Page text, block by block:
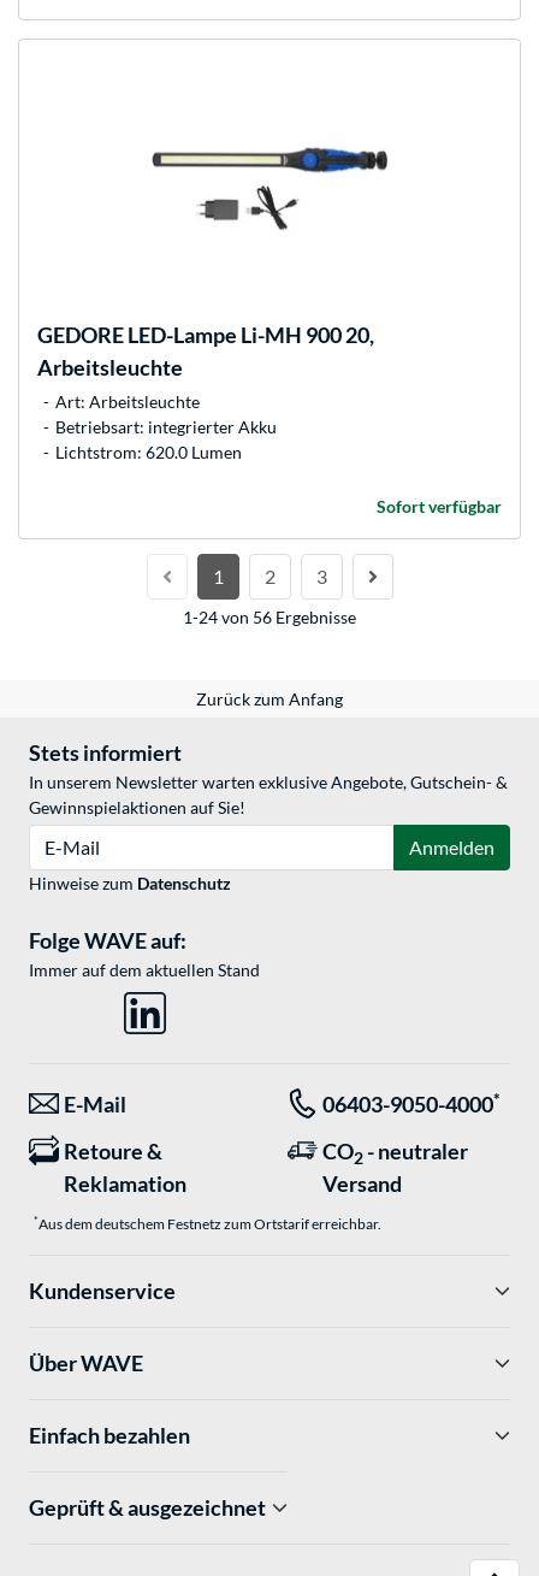
GEDORELED-Lampe Li-MH 900 20,
Arbeitsleuchte
Art: Arbeitsleuchte
Betriebsart: integrierter Akku
Lichtstrom: 620.0 Lumen
Sofort verfügbar
1 2 3
1-24 von 56 Ergebnisse
Zurück zum Anfang
Stets informiert
In unserem Newsletter warten exklusive Angebote, Gutschein- &
Gewinnspielaktionen auf Sie!
Anmelden
Hinweise zum Datenschutz
Folge WAVE auf:
Immer auf dem aktuellen Stand
E-Mail 06403-9050-4000*
Retoure &
Reklamation
CO2 - neutraler
Versand
*Aus dem deutschem Festnetz zum Ortstarif erreichbar.
Kundenservice
Über WAVE
Einfach bezahlen
Geprüft & ausgezeichnet